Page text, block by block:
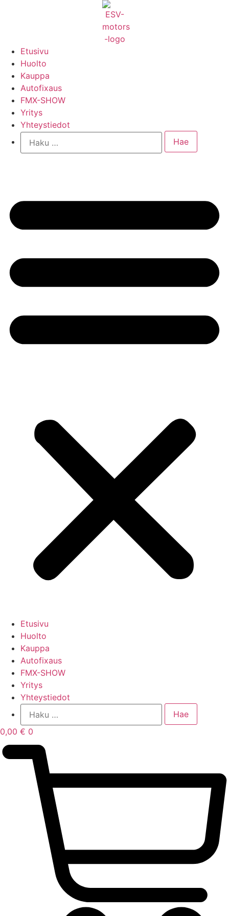
Etusivu
Huolto
Kauppa
Autofixaus
FMX-SHOW
Yritys
Yhteystiedot
Etusivu
Huolto
Kauppa
Autofixaus
FMX-SHOW
Yritys
Yhteystiedot
0,00 € 0